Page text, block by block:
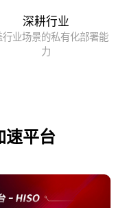
深耕行业
行业场景的私有化部署能
力
速平台